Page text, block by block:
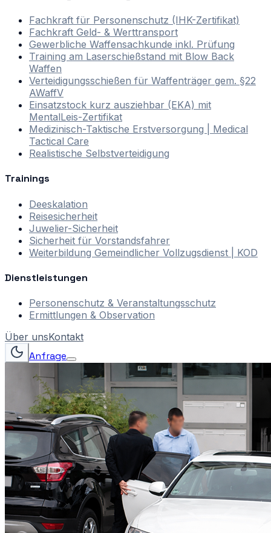
Fachkraft für Personenschutz (IHK-Zertifikat)
Fachkraft Geld- & Werttransport
Gewerbliche Waffensachkunde inkl. Prüfung
Training am Laserschießstand mit Blow Back
Waffen
Verteidigungsschießen für Waffenträger gem. §22
AWaffV
Einsatzstock kurz ausziehbar (EKA) mit
MentalLeis-Zertifikat
Medizinisch-Taktische Erstversorgung | Medical
Tactical Care
Realistische Selbstverteidigung
Trainings
Deeskalation
Reisesicherheit
Juwelier-Sicherheit
Sicherheit für Vorstandsfahrer
Weiterbildung Gemeindlicher Vollzugsdienst | KOD
Dienstleistungen
Personenschutz & Veranstaltungsschutz
Ermittlungen & Observation
Über unsKontakt
Anfrage